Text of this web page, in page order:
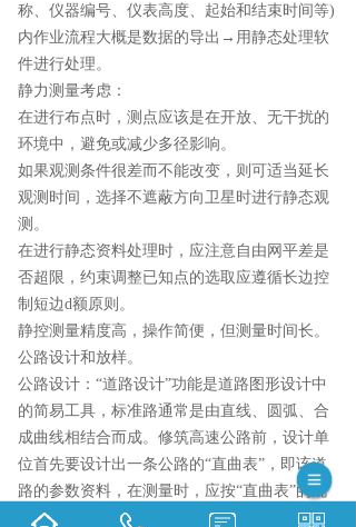
称、仪器编号、仪表高度、起始和结束时间等)
内作业流程大概是数据的导出→用静态处理软
件进行处理。
静力测量考虑：
在进行布点时，测点应该是在开放、无干扰的
环境中，避免或减少多径影响。
如果观测条件很差而不能改变，则可适当延长
观测时间，选择不遮蔽方向卫星时进行静态观
测。
在进行静态资料处理时，应注意自由网平差是
否超限，约束调整已知点的选取应遵循长边控
制短边d额原则。
静控测量精度高，操作简便，但测量时间长。
公路设计和放样。
公路设计：“道路设计”功能是道路图形设计中
的简易工具，标准路通常是由直线、圆弧、合
成曲线相结合而成。修筑高速公路前，设计单
位首先要设计出一条公路的“直曲表”，即该道
路的参数资料，在测量时，应按“直曲表”的规
定进行测量放样，在测量放样之前要采用道路